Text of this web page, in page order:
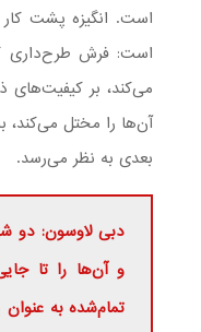
است. انگیزه پشت
است: فرش طرح‌داری
می‌کند، بر کیفیت‌های
آن‌ها را مختل
بعدی به نظر می‌رسد.
دبی لاوسون: دو
و آن‌ها را تا
تمام‌شده به